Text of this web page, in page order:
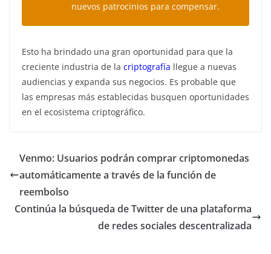
nuevos patrocinios para compensar.
Esto ha brindado una gran oportunidad para que la
creciente industria de la criptografía llegue a nuevas
audiencias y expanda sus negocios. Es probable que
las empresas más establecidas busquen oportunidades
en el ecosistema criptográfico.
Venmo: Usuarios podrán comprar criptomonedas
automáticamente a través de la función de
reembolso
Continúa la búsqueda de Twitter de una plataforma
de redes sociales descentralizada